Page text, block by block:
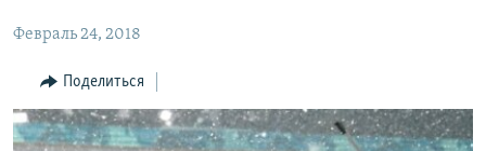
основной
навигации
Перейти
поиску
ЭКОНОМИКА
РЕГИОН
НАГОРНЫЙ КАРАБАХ
Февраль 24, 2018
Поделиться